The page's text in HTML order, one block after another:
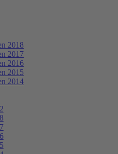
2018
2017
2016
2015
2014